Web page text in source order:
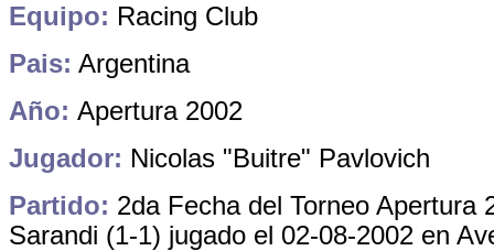
Equipo: Racing Club
Pais: Argentina
Año: Apertura 2002
Jugador: Nicolas "Buitre" Pavlovich
Partido: 2da Fecha del Torneo Apertura
Sarandi (1-1) jugado el 02-08-2002 en